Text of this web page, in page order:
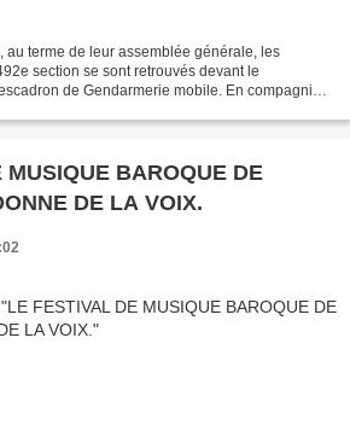
au terme de leur assemblée générale, les
section se sont retrouvés devant le
de Gendarmerie mobile. En compagnie
MUSIQUE BAROQUE DE
DE LA VOIX.